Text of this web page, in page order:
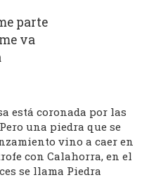
parte
va
está coronada por las
una piedra que se
vino a caer en
con Calahorra, en el
se llama Piedra